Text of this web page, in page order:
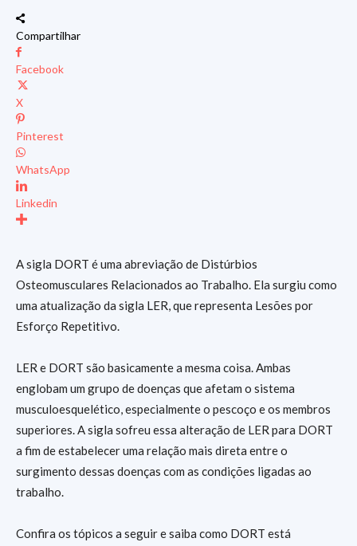
Compartilhar
Facebook
X
Pinterest
WhatsApp
Linkedin
A sigla DORT é uma abreviação de Distúrbios
Osteomusculares Relacionados ao Trabalho. Ela surgiu como
uma atualização da sigla LER, que representa Lesões por
Esforço Repetitivo.
LER e DORT são basicamente a mesma coisa. Ambas
englobam um grupo de doenças que afetam o sistema
musculoesquelético, especialmente o pescoço e os membros
superiores. A sigla sofreu essa alteração de LER para DORT
a fim de estabelecer uma relação mais direta entre o
surgimento dessas doenças com as condições ligadas ao
trabalho.
Confira os tópicos a seguir e saiba como DORT está